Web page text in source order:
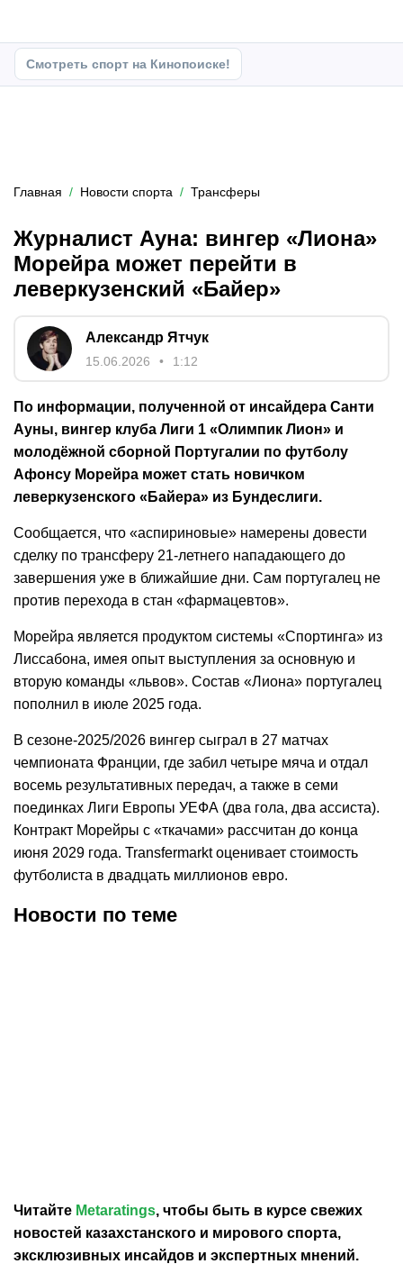
Смотреть спорт на Кинопоиске!
Главная Новости спорта Трансферы
Журналист Ауна: вингер «Лиона»
Морейра может перейти в
леверкузенский «Байер»
Александр Ятчук
15.06.2026 1:12
По информации, полученной от инсайдера Санти
Ауны, вингер клуба Лиги 1 «Олимпик Лион» и
молодёжной сборной Португалии по футболу
Афонсу Морейра может стать новичком
леверкузенского «Байера» из Бундеслиги.
Сообщается, что «аспириновые» намерены довести
сделку по трансферу 21-летнего нападающего до
завершения уже в ближайшие дни. Сам португалец не
против перехода в стан «фармацевтов».
Морейра является продуктом системы «Спортинга» из
Лиссабона, имея опыт выступления за основную и
вторую команды «львов». Состав «Лиона» португалец
пополнил в июле 2025 года.
В сезоне-2025/2026 вингер сыграл в 27 матчах
чемпионата Франции, где забил четыре мяча и отдал
восемь результативных передач, а также в семи
поединках Лиги Европы УЕФА (два гола, два ассиста).
Контракт Морейры с «ткачами» рассчитан до конца
июня 2029 года. Transfermarkt оценивает стоимость
футболиста в двадцать миллионов евро.
Новости по теме
Читайте Metaratings, чтобы быть в курсе свежих
новостей казахстанского и мирового спорта,
эксклюзивных инсайдов и экспертных мнений.